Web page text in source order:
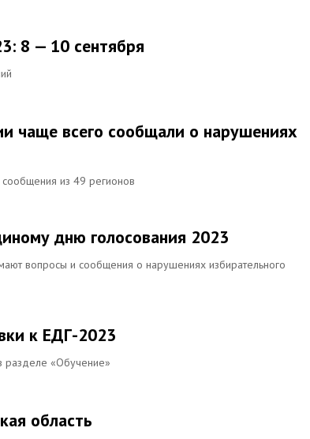
8 — 10 сентября
чаще всего сообщали о нарушениях
из 49 регионов
дню голосования 2023
вопросы и сообщения о нарушениях избирательного
к ЕДГ-2023
разделе «Обучение»
область